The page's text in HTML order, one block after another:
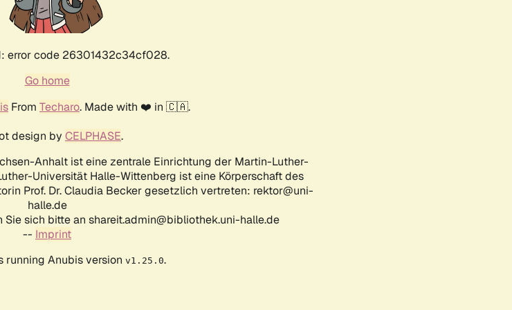
error code 26301432c34cf028.
Go home
From Techaro. Made with ❤️ in 🇨🇦.
design by CELPHASE.
Anhalt ist eine zentrale Einrichtung der Martin-Luther-
Universität Halle-Wittenberg ist eine Körperschaft des
Prof. Dr. Claudia Becker gesetzlich vertreten: rektor@uni-
halle.de
sich bitte an shareit.admin@bibliothek.uni-halle.de
-- Imprint
running Anubis version v1.25.0.